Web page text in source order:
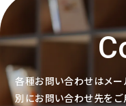
各種お問い合わせはメー
別にお問い合わせ先を